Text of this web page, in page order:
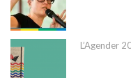
L’Agender